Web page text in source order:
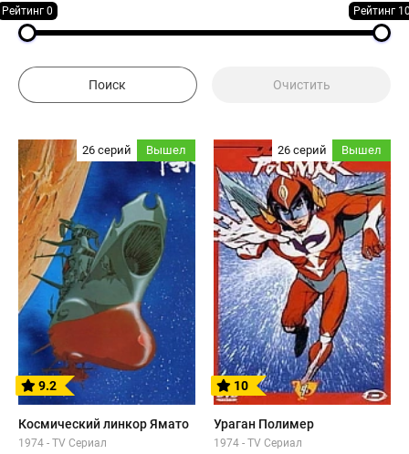
Рейтинг 0 Рейтинг
26 серий Вышел
9.2
Космический линкор Ямато
1974 - TV Сериал
26 серий Вышел
10
Ураган Полимер
1974 - TV Сериал